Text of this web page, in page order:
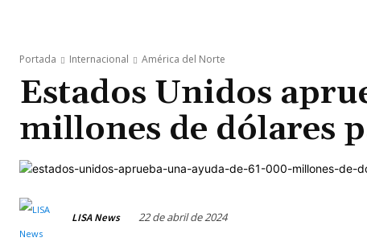
Portada Internacional América del Norte
Estados Unidos
millones de dólares
LISA News 22 de abril de 2024